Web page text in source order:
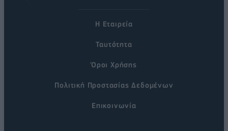
Η Εταιρεία
Ταυτότητα
Όροι Χρήσης
Πολιτική Προστασίας Δεδομένων
Επικοινωνία